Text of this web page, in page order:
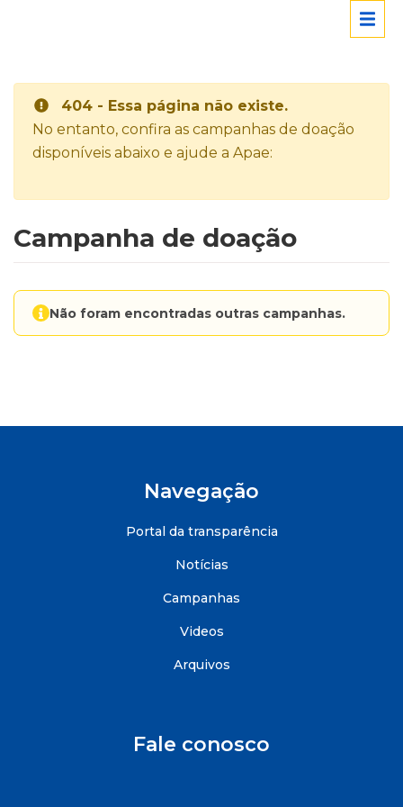
404 - Essa página não existe.
No entanto, confira as campanhas de doação
disponíveis abaixo e ajude a Apae:
Campanha de doação
Não foram encontradas outras campanhas.
Navegação
Portal da transparência
Notícias
Campanhas
Videos
Arquivos
Fale conosco